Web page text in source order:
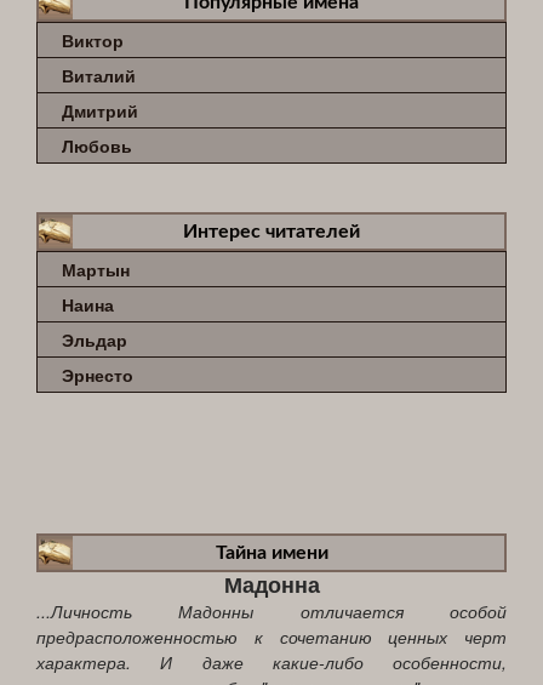
Виктор
Виталий
Дмитрий
Любовь
Интерес читателей
Мартын
Наина
Эльдар
Эрнесто
Тайна имени
Мадонна
...Личность Мадонны отличается особой
предрасположенностью к сочетанию ценных черт
характера. И даже какие-либо особенности,